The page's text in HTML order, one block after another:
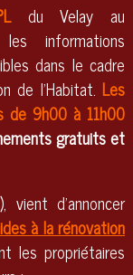
du Velay au
informations
dans le cadre
de l’Habitat.Les
de 9h00 à 11h00
gratuits et
vient d'annoncer
à la rénovation
les propriétaires